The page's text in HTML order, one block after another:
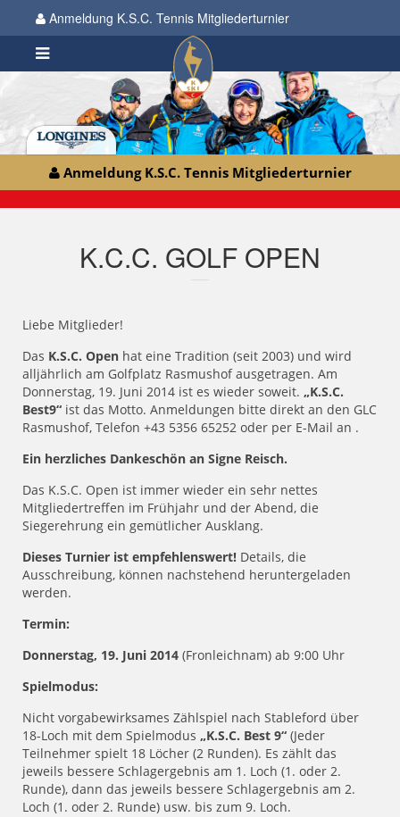
Anmeldung K.S.C. Tennis Mitgliederturnier
Anmeldung K.S.C. Tennis Mitgliederturnier
K.C.C. GOLF OPEN
Liebe Mitglieder!
Das K.S.C. Open hat eine Tradition (seit 2003) und wird
alljährlich am Golfplatz Rasmushof ausgetragen. Am
Donnerstag, 19. Juni 2014 ist es wieder soweit. „K.S.C.
Best9“ ist das Motto. Anmeldungen bitte direkt an den GLC
Rasmushof, Telefon +43 5356 65252 oder per E-Mail an .
Ein herzliches Dankeschön an Signe Reisch.
Das K.S.C. Open ist immer wieder ein sehr nettes
Mitgliedertreffen im Frühjahr und der Abend, die
Siegerehrung ein gemütlicher Ausklang.
Dieses Turnier ist empfehlenswert! Details, die
Ausschreibung, können nachstehend heruntergeladen
werden.
Termin:
Donnerstag, 19. Juni 2014 (Fronleichnam) ab 9:00 Uhr
Spielmodus:
Nicht vorgabewirksames Zählspiel nach Stableford über
18-Loch mit dem Spielmodus „K.S.C. Best 9“ (Jeder
Teilnehmer spielt 18 Löcher (2 Runden). Es zählt das
jeweils bessere Schlagergebnis am 1. Loch (1. oder 2.
Runde), dann das jeweils bessere Schlagergebnis am 2.
Loch (1. oder 2. Runde) usw. bis zum 9. Loch.